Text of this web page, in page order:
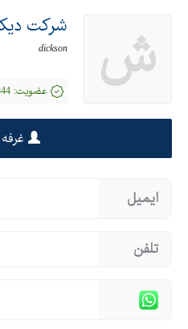
ش شرکت
dickson
عضویت: 1844
غرفه
ایمیل
تلفن